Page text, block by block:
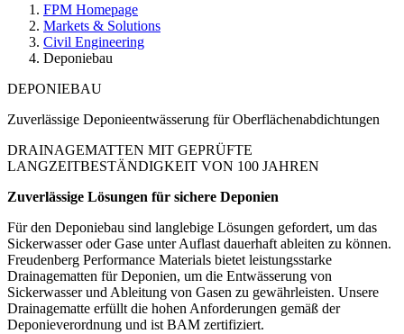
FPM Homepage
Markets & Solutions
Civil Engineering
Deponiebau
DEPONIEBAU
Zuverlässige Deponieentwässerung für Oberflächenabdichtungen
DRAINAGEMATTEN MIT GEPRÜFTE
LANGZEITBESTÄNDIGKEIT VON 100 JAHREN
Zuverlässige Lösungen für sichere Deponien
Für den Deponiebau sind langlebige Lösungen gefordert, um das
Sickerwasser oder Gase unter Auflast dauerhaft ableiten zu können.
Freudenberg Performance Materials bietet leistungsstarke
Drainagematten für Deponien, um die Entwässerung von
Sickerwasser und Ableitung von Gasen zu gewährleisten. Unsere
Drainagematte erfüllt die hohen Anforderungen gemäß der
Deponieverordnung und ist BAM zertifiziert.